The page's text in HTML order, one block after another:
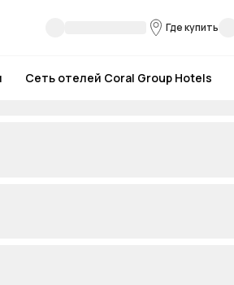
Где купить
Сеть отелей Coral Group Hotels